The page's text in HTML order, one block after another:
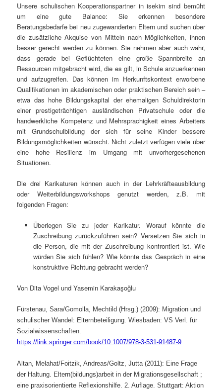
Unsere schulischen Kooperationspartner in isekim sind bemüht
um eine gute Balance: Sie erkennen besondere
Beratungsbedarfe bei neu zugewanderten Eltern und suchen über
die zusätzliche Akquise von Mitteln nach Möglichkeiten, ihnen
besser gerecht werden zu können. Sie nehmen aber auch wahr,
dass gerade bei Geflüchteten eine große Spannbreite an
Ressourcen mitgebracht wird, die es gilt, in Schule anzuerkennen
und aufzugreifen. Das können im Herkunftskontext erworbene
Qualifikationen im akademischen oder praktischen Bereich sein –
etwa das hohe Bildungskapital der ehemaligen Schuldirektorin
einer prestigeträchtigen ausländischen Privatschule oder die
handwerkliche Kompetenz und Mehrsprachigkeit eines Arbeiters
mit Grundschulbildung der sich für seine Kinder bessere
Bildungsmöglichkeiten wünscht. Nicht zuletzt verfügen viele über
eine hohe Resilienz im Umgang mit unvorhergesehenen
Situationen.
Die drei Karikaturen können auch in der Lehrkräfteausbildung
oder Weiterbildungsworkshops genutzt werden, z.B. mit
folgenden Fragen:
Überlegen Sie zu jeder Karikatur. Worauf könnte die
Zuschreibung zurückzuführen sein? Versetzen Sie sich in
die Person, die mit der Zuschreibung konfrontiert ist. Wie
würden Sie sich fühlen? Wie könnte das Gespräch in eine
konstruktive Richtung gebracht werden?
Von Dita Vogel und Yasemin Karakaşoğlu
Fürstenau, Sara/Gomolla, Mechtild (Hrsg.) (2009): Migration und
schulischer Wandel: Elternbeteiligung. Wiesbaden: VS Verl. für
Sozialwissenschaften.
https://link.springer.com/book/10.1007/978-3-531-91487-9
Altan, Melahat/Foitzik, Andreas/Goltz, Jutta (2011): Eine Frage
der Haltung. Eltern(bildungs)arbeit in der Migrationsgesellschaft ;
eine praxisorientierte Reflexionshilfe. 2. Auflage. Stuttgart: Aktion